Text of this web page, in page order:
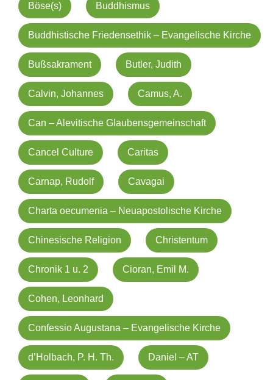
Böse(s) Buddhismus
Buddhistische Friedensethik – Evangelische Kirche
Bußsakrament Butler, Judith
Calvin, Johannes Camus, A.
Can – Alevitische Glaubensgemeinschaft
Cancel Culture Caritas
Carnap, Rudolf Cavagai
Charta oecumenia – Neuapostolische Kirche
Chinesische Religion Christentum
Chronik 1 u. 2 Cioran, Emil M.
Cohen, Leonhard
Confessio Augustana – Evangelische Kirche
d’Holbach, P. H. Th. Daniel – AT